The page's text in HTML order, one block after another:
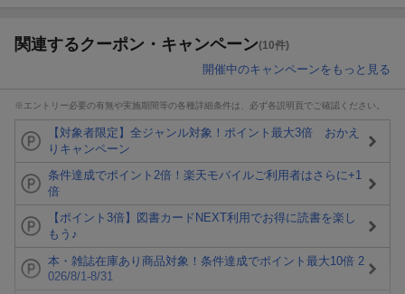
関連するクーポン・キャンペーン(10件)
開催中のキャンペーンをもっと見る
※エントリー必要の有無や実施期間等の各種詳細条件は、必ず各説明頁でご確認ください。
【対象者限定】全ジャンル対象！ポイント最大3倍 おかえ
りキャンペーン
条件達成でポイント2倍！楽天モバイルご利用者はさらに+1
倍
【ポイント3倍】図書カードNEXT利用でお得に読書を楽し
もう♪
本・雑誌在庫あり商品対象！条件達成でポイント最大10倍 2
026/8/1-8/31